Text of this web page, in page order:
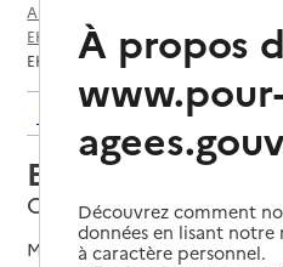
Annuaire EHPAD et maisons de
EHPAD par département
Lot-
EHPAD Gaston Carrère
Retour aux résultats de
EHPAD Gaston
Casseneuil, LOT-ET-
Mis à jour le12/06/2025
À propos
Découvrez comment
données en lisant
à caractère personnel.